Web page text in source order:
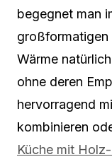
begegnet man
großformatigen
Wärme
ohne deren
hervorragend
kombinieren
Küche mit